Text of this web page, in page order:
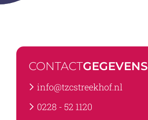
CONTACTGEGEVENS
info@tzcstreekhof.nl
0228 - 52 1120